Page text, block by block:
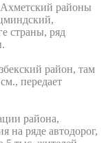
районы
страны, ряд
район, там
передает
района,
на ряде автодорог,